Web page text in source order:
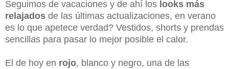
Seguimos de vacaciones y de ahí los looks más
relajados de las últimas actualizaciones, en verano
es lo que apetece verdad? Vestidos, shorts y prendas
sencillas para pasar lo mejor posible el calor.
El de hoy en rojo, blanco y negro, una de las